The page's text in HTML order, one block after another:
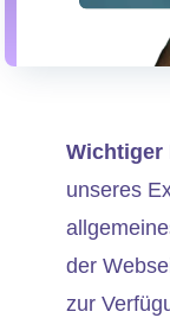
Wichtiger
unseres
der
zur